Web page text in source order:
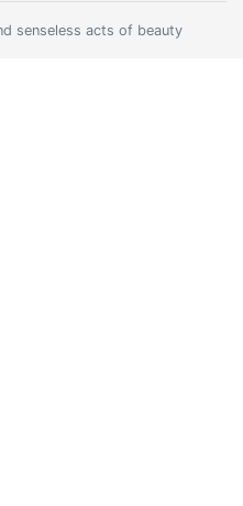
senseless acts of beauty